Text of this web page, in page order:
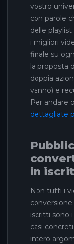
vostro
con parole
delle
i migliori
finale su
la proposta
doppia
vanno) e
Per andare
dettagliate
in
Non tutti i
iscritti sono
casi
intero